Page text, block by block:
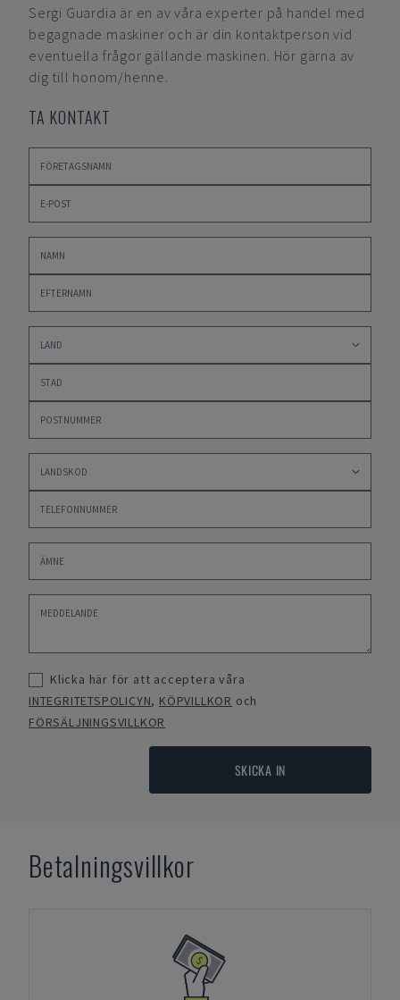
Sergi Guardia är en av våra experter på handel med
begagnade maskiner och är din kontaktperson vid
eventuella frågor gällande maskinen. Hör gärna av
dig till honom/henne.
TA KONTAKT
Klicka här för att acceptera våra
INTEGRITETSPOLICYN, KÖPVILLKOR och
FÖRSÄLJNINGSVILLKOR
SKICKA IN
Betalningsvillkor